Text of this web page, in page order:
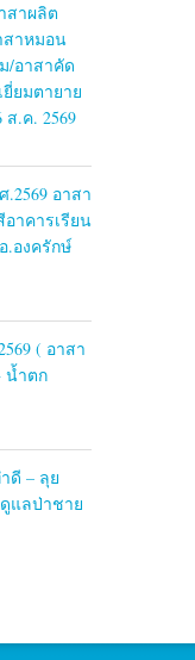
สาผลิต
สาหมอน
/อาสาคัด
ยมตายาย
ส.ค. 2569
อาสา
าคารเรียน
.องครักษ์
( อาสา
น้ำตก
ดี – ลุย
แลป่าชาย